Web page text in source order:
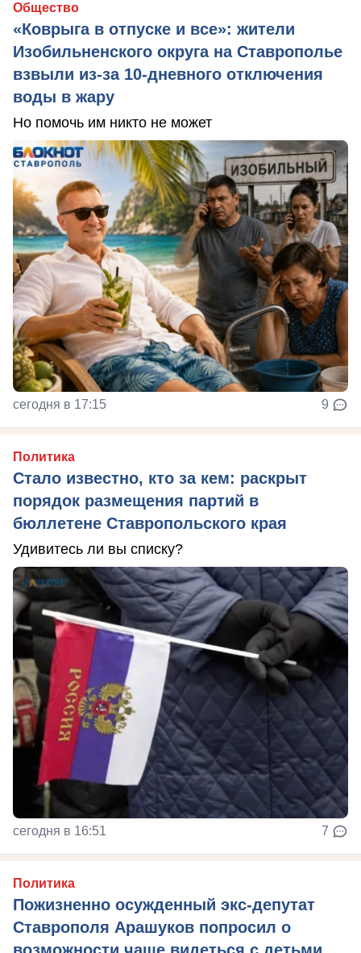
Общество
«Коврыга в отпуске и все»: жители
Изобильненского округа на Ставрополье
взвыли из-за 10-дневного отключения
воды в жару
Но помочь им никто не может
сегодня в 17:15 9
Политика
Стало известно, кто за кем: раскрыт
порядок размещения партий в
бюллетене Ставропольского края
Удивитесь ли вы списку?
сегодня в 16:51 7
Политика
Пожизненно осужденный экс-депутат
Ставрополя Арашуков попросил о